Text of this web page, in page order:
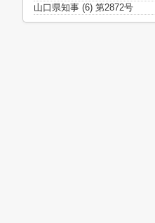
山口県知事 (6) 第2872号